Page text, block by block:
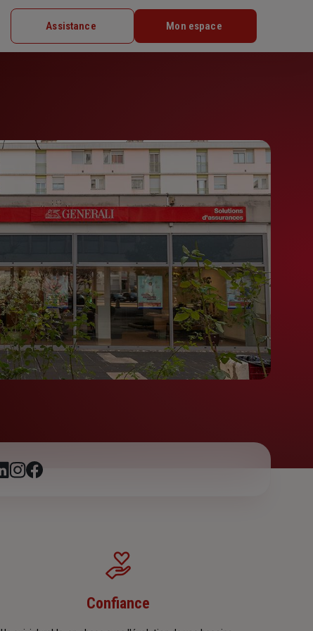
Assistance Mon espace
Confiance